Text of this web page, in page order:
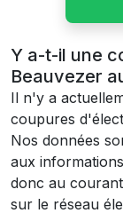
Y a-t-il une
Beauvezer
Il n'y a
coupures
Nos données
aux
donc au
sur le réseau